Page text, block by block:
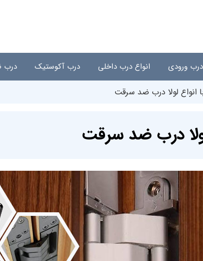
ورودی انواع درب داخلی درب آکوستیک درب
انواع لولا درب ضد سرقت
درب ضد سرقت